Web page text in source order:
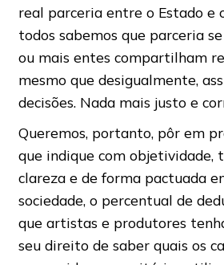
real parceria entre o Estado e
todos sabemos que parceria
ou mais entes compartilham
mesmo que desigualmente,
decisões. Nada mais justo e
Queremos, portanto, pôr em
que indique com objetividade,
clareza e de forma pactuada
sociedade, o percentual de
que artistas e produtores
seu direito de saber quais os